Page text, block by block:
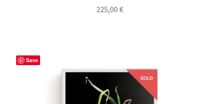
225,00 €
Save